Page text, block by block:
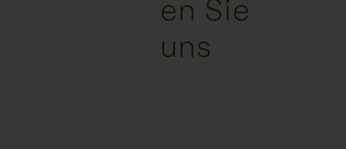
en Sie
uns